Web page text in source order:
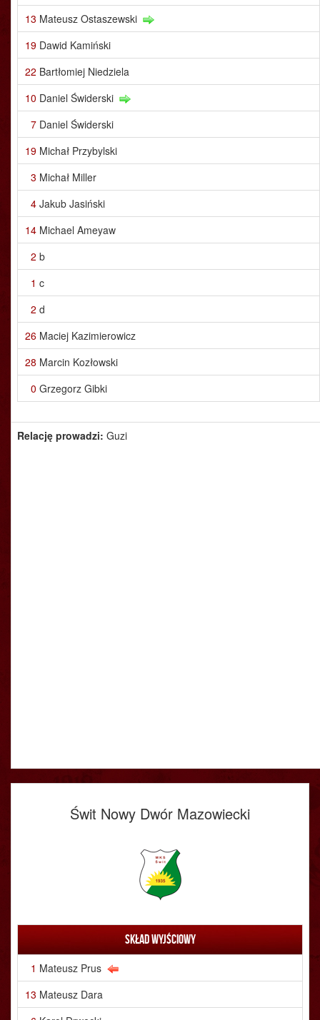
13 Mateusz Ostaszewski
19 Dawid Kamiński
22 Bartłomiej Niedziela
10 Daniel Świderski
7 Daniel Świderski
19 Michał Przybylski
3 Michał Miller
4 Jakub Jasiński
14 Michael Ameyaw
2 b
1 c
2 d
26 Maciej Kazimierowicz
28 Marcin Kozłowski
0 Grzegorz Gibki
Relację prowadzi: Guzi
Świt Nowy Dwór Mazowiecki
Skład wyjściowy
1 Mateusz Prus
13 Mateusz Dara